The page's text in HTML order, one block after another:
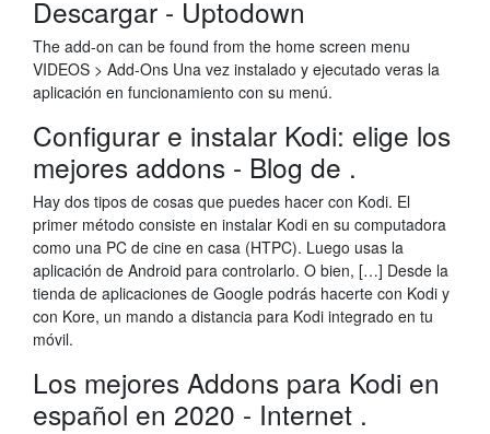
Descargar - Uptodown
The add-on can be found from the home screen menu
VIDEOS > Add-Ons Una vez instalado y ejecutado veras la
aplicación en funcionamiento con su menú.
Configurar e instalar Kodi: elige los
mejores addons - Blog de .
Hay dos tipos de cosas que puedes hacer con Kodi. El
primer método consiste en instalar Kodi en su computadora
como una PC de cine en casa (HTPC). Luego usas la
aplicación de Android para controlarlo. O bien, […] Desde la
tienda de aplicaciones de Google podrás hacerte con Kodi y
con Kore, un mando a distancia para Kodi integrado en tu
móvil.
Los mejores Addons para Kodi en
español en 2020 - Internet .